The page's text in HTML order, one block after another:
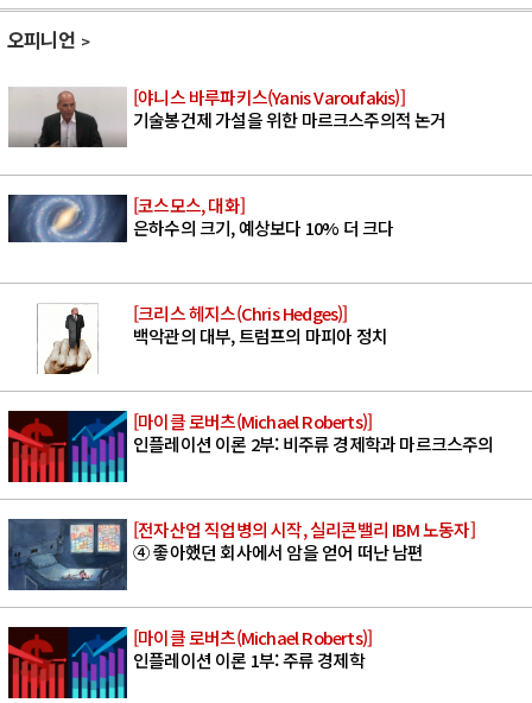
오피니언
[야니스 바루파키스(Yanis Varoufakis)]
기술봉건제 가설을 위한 마르크스주의적 논거
[코스모스, 대화]
은하수의 크기, 예상보다 10% 더 크다
[크리스 헤지스(Chris Hedges)]
백악관의 대부, 트럼프의 마피아 정치
[마이클 로버츠(Michael Roberts)]
인플레이션 이론 2부: 비주류 경제학과 마르크스주의
[전자산업 직업병의 시작, 실리콘밸리 IBM 노동자]
④ 좋아했던 회사에서 암을 얻어 떠난 남편
[마이클 로버츠(Michael Roberts)]
인플레이션 이론 1부: 주류 경제학